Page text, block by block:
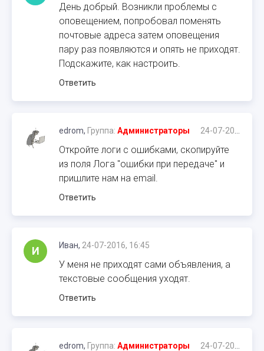
День добрый. Возникли проблемы с
оповещением, попробовал поменять
почтовые адреса затем оповещения
пару раз появляются и опять не приходят.
Подскажите, как настроить.
Ответить
edrom, Группа: Администраторы 24-07-2016, 16:27
Откройте логи с ошибками, скопируйте
из поля Лога "ошибки при передаче" и
пришлите нам на email.
Ответить
И Иван, 24-07-2016, 16:45
У меня не приходят сами объявления, а
текстовые сообщения уходят.
Ответить
edrom, Группа: Администраторы 24-07-2016, 16:46